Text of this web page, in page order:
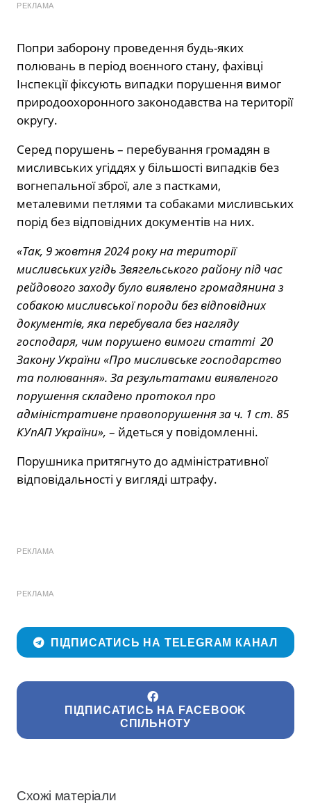
РЕКЛАМА
Попри заборону проведення будь-яких
полювань в період воєнного стану, фахівці
Інспекції фіксують випадки порушення вимог
природоохоронного законодавства на території
округу.
Серед порушень – перебування громадян в
мисливських угіддях у більшості випадків без
вогнепальної зброї, але з пастками,
металевими петлями та собаками мисливських
порід без відповідних документів на них.
«Так, 9 жовтня 2024 року на території
мисливських угідь Звягельського району під час
рейдового заходу було виявлено громадянина з
собакою мисливської породи без відповідних
документів, яка перебувала без нагляду
господаря, чим порушено вимоги статті 20
Закону України «Про мисливське господарство
та полювання». За результатами виявленого
порушення складено протокол про
адміністративне правопорушення за ч. 1 ст. 85
КУпАП України», – йдеться у повідомленні.
Порушника притягнуто до адміністративної
відповідальності у вигляді штрафу.
РЕКЛАМА
РЕКЛАМА
ПІДПИСАТИСЬ НА TELEGRAM КАНАЛ
ПІДПИСАТИСЬ НА FACEBOOK
СПІЛЬНОТУ
Схожі матеріали